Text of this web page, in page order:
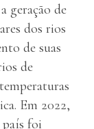
geração de
dos rios
de suas
de
Em 2022,
país foi